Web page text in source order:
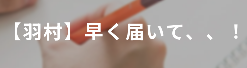
福生の塾
【羽村】早く届いて、、！